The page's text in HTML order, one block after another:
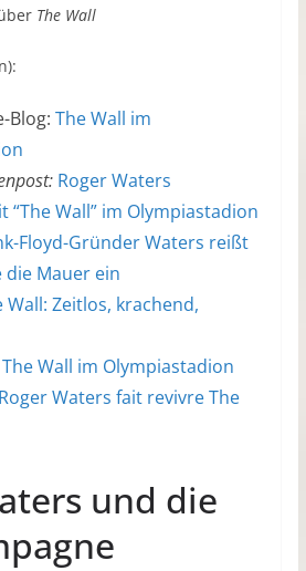
The Wall
Blog: The Wall im
Roger Waters
“The Wall” im Olympiastadion
Floyd-Gründer Waters reißt
Mauer ein
Wall: Zeitlos, krachend,
The Wall im Olympiastadion
Roger Waters fait revivre The
und die